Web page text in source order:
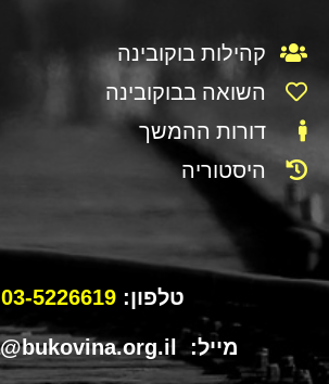
קהילות בוקובינה
השואה בבוקובינה
דורות ההמשך
היסטוריה
טלפון:03-5226619
מייל: shifra@bukovina.org.il